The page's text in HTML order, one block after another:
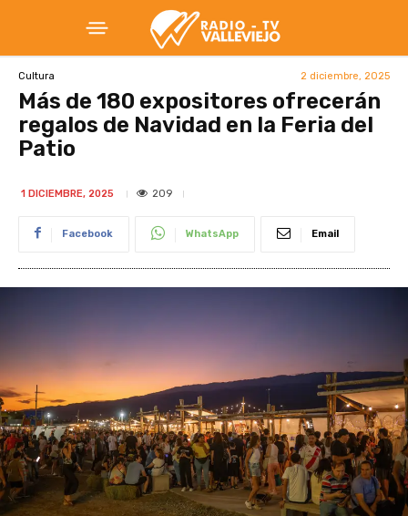
Cultura 2 diciembre, 2025
Más de 180 expositores ofrecerán
regalos de Navidad en la Feria del
Patio
1 DICIEMBRE, 2025 209
Facebook WhatsApp Email